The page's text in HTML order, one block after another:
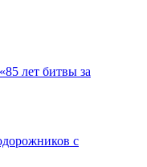
лет битвы за
с